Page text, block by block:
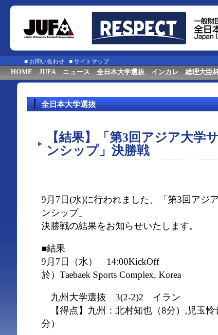
■ お問い合わせ ■ サイトマップ
HOME JUFA ニュース 全日本大学選抜 インカレ 総理大臣
全日本大学選抜
【結果】「第3回アジア大学
ンシップ」決勝戦
9月7日(水)に行われました、「第3回アジ
ンシップ」
決勝戦の結果をお知らせいたします。
■結果
9月7日（水） 14:00KickOff
於）Taebaek Sports Complex, Korea
九州大学選抜 3(2-2)2 イラン
【得点】九州：北村知也（8分）,児玉怜
分）